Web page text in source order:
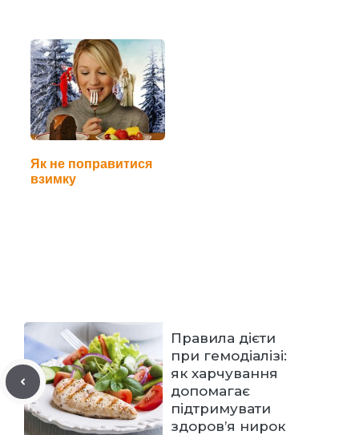
Як не поправитися
взимку
Правила дієти
при гемодіалізі:
як харчування
допомагає
підтримувати
здоров’я нирок